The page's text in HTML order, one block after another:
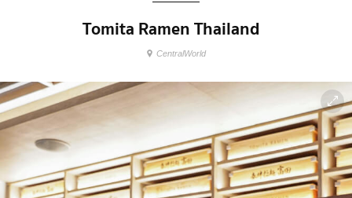
Tomita Ramen Thailand
CentralWorld